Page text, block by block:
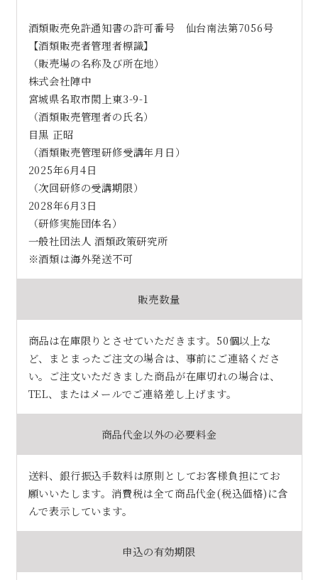
酒類販売免許通知書の許可番号 仙台南法第7056号
【酒類販売者管理者標識】
（販売場の名称及び所在地）
株式会社陣中
宮城県名取市閖上東3-9-1
（酒類販売管理者の氏名）
目黒 正昭
（酒類販売管理研修受講年月日）
2025年6月4日
（次回研修の受講期限）
2028年6月3日
（研修実施団体名）
一般社団法人 酒類政策研究所
※酒類は海外発送不可
販売数量
商品は在庫限りとさせていただきます。50個以上な
ど、まとまったご注文の場合は、事前にご連絡くださ
い。ご注文いただきました商品が在庫切れの場合は、
TEL、またはメールでご連絡差し上げます。
商品代金以外の必要料金
送料、銀行振込手数料は原則としてお客様負担にてお
願いいたします。消費税は全て商品代金(税込価格)に含
んで表示しています。
申込の有効期限